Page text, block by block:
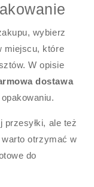
wybierz
miejscu, które
W opisie
dostawa
przesyłki, ale też
otrzymać w
do